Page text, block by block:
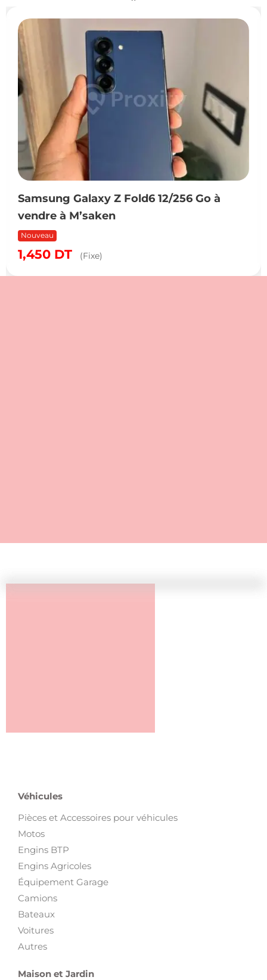
Samsung Galaxy Z Fold6 12/256 Go à
vendre à M’saken
Nouveau
1,450 DT (Fixe)
Véhicules
Pièces et Accessoires pour véhicules
Motos
Engins BTP
Engins Agricoles
Équipement Garage
Camions
Bateaux
Voitures
Autres
Maison et Jardin